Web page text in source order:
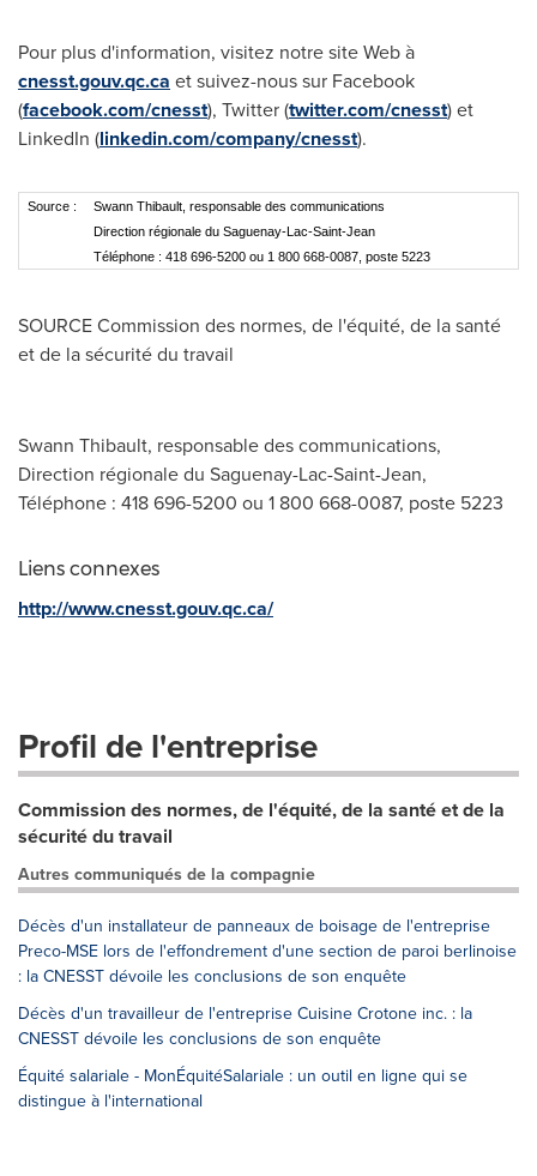
Pour plus d'information, visitez notre site Web à
cnesst.gouv.qc.ca et suivez-nous sur Facebook
(facebook.com/cnesst), Twitter (twitter.com/cnesst) et
LinkedIn (linkedin.com/company/cnesst).
Source :
Swann Thibault, responsable des communications
Direction régionale du Saguenay-Lac-Saint-Jean
Téléphone : 418 696-5200 ou 1 800 668-0087, poste 5223
SOURCE Commission des normes, de l'équité, de la santé
et de la sécurité du travail
Swann Thibault, responsable des communications,
Direction régionale du Saguenay-Lac-Saint-Jean,
Téléphone : 418 696-5200 ou 1 800 668-0087, poste 5223
Liens connexes
http://www.cnesst.gouv.qc.ca/
Profil de l'entreprise
Commission des normes, de l'équité, de la santé et de la
sécurité du travail
Autres communiqués de la compagnie
Décès d'un installateur de panneaux de boisage de l'entreprise
Preco-MSE lors de l'effondrement d'une section de paroi berlinoise
: la CNESST dévoile les conclusions de son enquête
Décès d'un travailleur de l'entreprise Cuisine Crotone inc. : la
CNESST dévoile les conclusions de son enquête
Équité salariale - MonÉquitéSalariale : un outil en ligne qui se
distingue à l'international